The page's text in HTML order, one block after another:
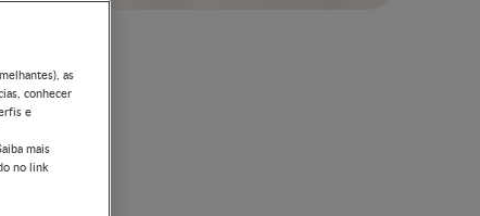
as
conhecer
e
mais
no link